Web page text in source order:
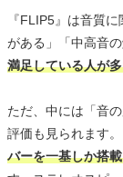
『FLIP5』は音質
がある」「中高音
満足している人が
ただ、中には「音
評価も見られます
バーを一基しか搭